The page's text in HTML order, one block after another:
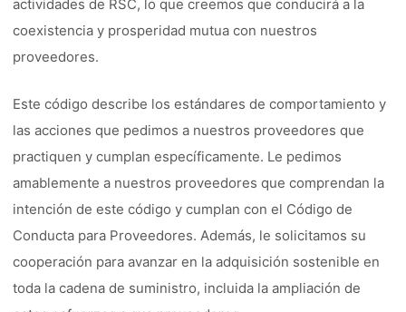
actividades de RSC, lo que creemos que conducirá a la
coexistencia y prosperidad mutua con nuestros
proveedores.
Este código describe los estándares de comportamiento y
las acciones que pedimos a nuestros proveedores que
practiquen y cumplan específicamente. Le pedimos
amablemente a nuestros proveedores que comprendan la
intención de este código y cumplan con el Código de
Conducta para Proveedores. Además, le solicitamos su
cooperación para avanzar en la adquisición sostenible en
toda la cadena de suministro, incluida la ampliación de